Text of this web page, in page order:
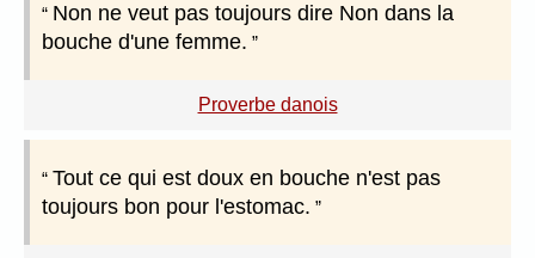
Non ne veut pas toujours dire Non dans la
bouche d'une femme.
Proverbe danois
Tout ce qui est doux en bouche n'est pas
toujours bon pour l'estomac.